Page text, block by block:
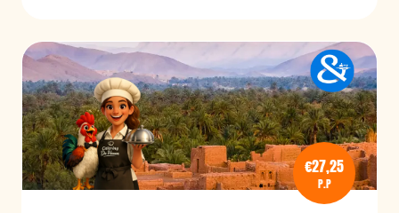
€27,25
P.P